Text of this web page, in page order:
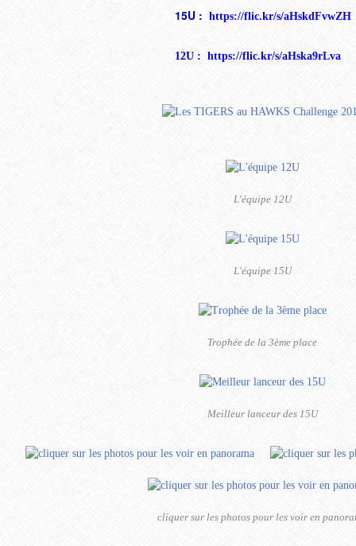
15U : https://flic.kr/s/aHskdFvwZH
12U : https://flic.kr/s/aHska9rLva
L'équipe 12U
L'équipe 15U
Trophée de la 3ème place
Meilleur lanceur des 15U
cliquer sur les photos pour les voir en